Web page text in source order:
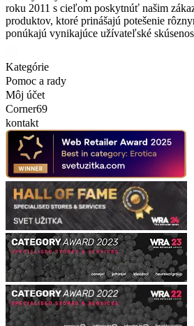
roku 2011 s cieľom poskytnúť našim
produktov, ktoré prinášajú potešenie
ponúkajú vynikajúce užívateľské
Kategórie
Pomoc a rady
Môj účet
Corner69
kontakt